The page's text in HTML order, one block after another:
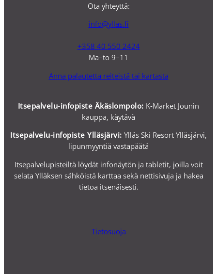
Ota yhteyttä:
info@yllas.fi
+358 40 550 2424
Ma–to 9–11
Anna palautetta reiteistä tai kartasta
Itsepalvelu-infopiste Äkäslompolo: K-Market Jounin
kauppa, käytävä
Itsepalvelu-infopiste Ylläsjärvi: Ylläs Ski Resort Ylläsjärvi,
lipunmyyntiä vastapäätä
Itsepalvelupisteiltä löydät infonäytön ja tabletit, joilla voit
selata Ylläksen sähköistä karttaa sekä nettisivuja ja hakea
tietoa itsenäisesti.
Tietosuoja